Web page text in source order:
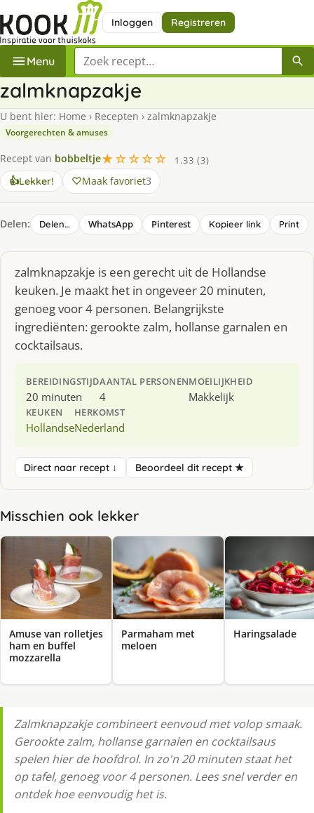
Inloggen Registreren
Menu Zoek een recept
zalmknapzakje
U bent hier: Home › Recepten › zalmknapzakje
Voorgerechten & amuses
Recept van bobbeltje★☆☆☆☆
1.33 (3)
👍Lekker! Maak favoriet3
Delen: Delen… WhatsApp Pinterest Kopieer link Print
zalmknapzakje is een gerecht uit de Hollandse
keuken. Je maakt het in ongeveer 20 minuten,
genoeg voor 4 personen. Belangrijkste
ingrediënten: gerookte zalm, hollanse garnalen en
cocktailsaus.
BEREIDINGSTIJD
20 minuten
AANTAL PERSONEN
4
MOEILIJKHEID
Makkelijk
KEUKEN
Hollandse
HERKOMST
Nederland
Direct naar recept ↓ Beoordeel dit recept ★
Misschien ook lekker
Amuse van rolletjes
ham en buffel
mozzarella
Parmaham met
meloen
Haringsalade
Zalmknapzakje combineert eenvoud met volop smaak.
Gerookte zalm, hollanse garnalen en cocktailsaus
spelen hier de hoofdrol. In zo'n 20 minuten staat het
op tafel, genoeg voor 4 personen. Lees snel verder en
ontdek hoe eenvoudig het is.